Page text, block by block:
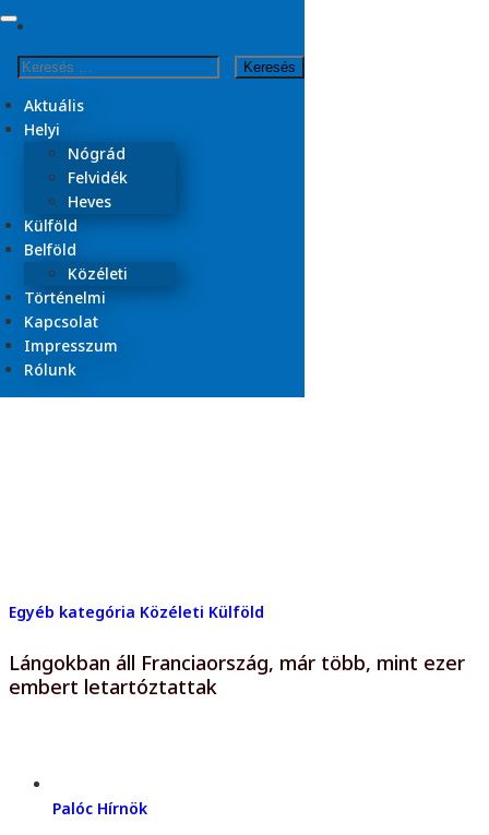
Skip
content
Keresés:
Aktuális
Helyi
Nógrád
Felvidék
Heves
Külföld
Belföld
Közéleti
Történelmi
Kapcsolat
Impresszum
Rólunk
Kezdőlap
Közéleti
Közéleti
Egyéb kategória Közéleti Külföld
Lángokban áll Franciaország, már több, mint ezer
embert letartóztattak
Palóc Hírnök